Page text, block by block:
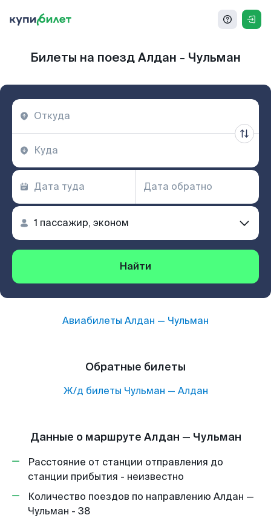
Билеты на поезд Алдан - Чульман
Найти
Авиабилеты Алдан — Чульман
Обратные билеты
Ж/д билеты Чульман — Алдан
Данные о маршруте Алдан — Чульман
Расстояние от станции отправления до
станции прибытия - неизвестно
Количество поездов по направлению Алдан —
Чульман - 38